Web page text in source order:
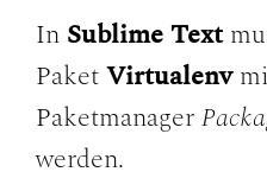
In Sublime Text
PaketVirtualenv
Paketmanager
werden.